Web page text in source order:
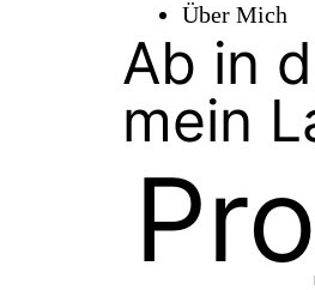
Über Mich
Ab in
mein